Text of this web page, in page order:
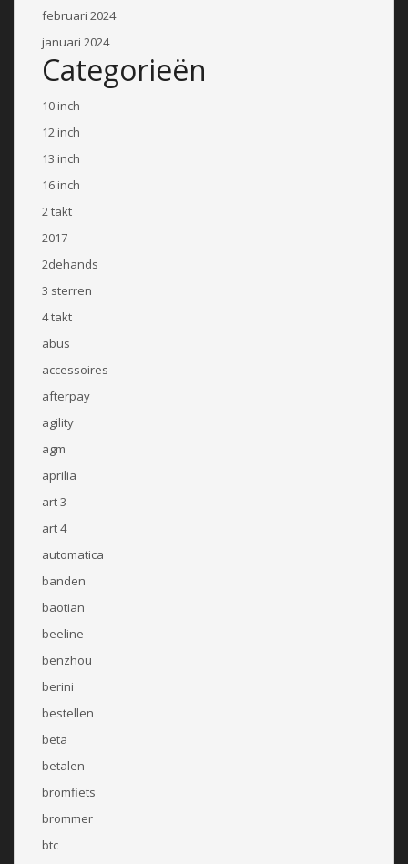
februari 2024
januari 2024
Categorieën
10 inch
12 inch
13 inch
16 inch
2 takt
2017
2dehands
3 sterren
4 takt
abus
accessoires
afterpay
agility
agm
aprilia
art 3
art 4
automatica
banden
baotian
beeline
benzhou
berini
bestellen
beta
betalen
bromfiets
brommer
btc